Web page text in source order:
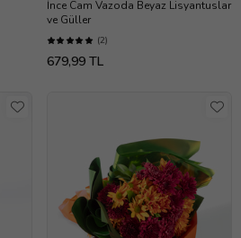
İnce Cam Vazoda Beyaz Lisyantuslar
ve Güller
(2)
679,99 TL